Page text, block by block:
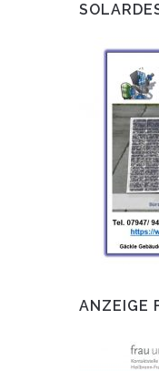
ANZEIGE